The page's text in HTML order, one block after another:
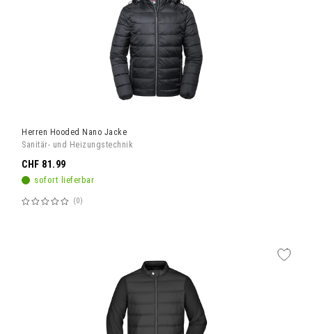
Herren Hooded Nano Jacke
Sanitär- und Heizungstechnik
sofort lieferbar
Bewertung:
0
CHF 81.99